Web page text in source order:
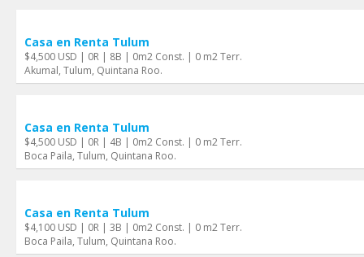
Casa en Renta Tulum
$4,500 USD | 0R | 8B | 0m2 Const. | 0 m2 Terr.
Akumal, Tulum, Quintana Roo.
Casa en Renta Tulum
$4,500 USD | 0R | 4B | 0m2 Const. | 0 m2 Terr.
Boca Paila, Tulum, Quintana Roo.
Casa en Renta Tulum
$4,100 USD | 0R | 3B | 0m2 Const. | 0 m2 Terr.
Boca Paila, Tulum, Quintana Roo.